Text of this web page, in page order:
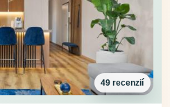
49 recenzií